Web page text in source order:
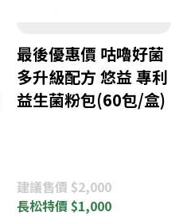
最後優惠價 咕嚕好菌
多升級配方 悠益 專利
益生菌粉包(60包/盒)
建議售價 $2,000
長松特價 $1,000